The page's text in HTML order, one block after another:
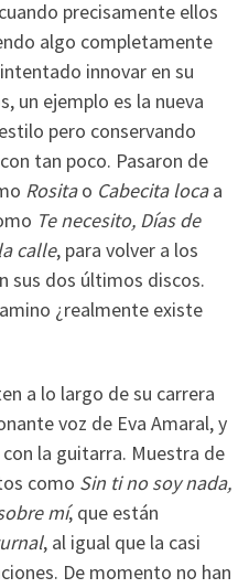
precisamente ellos
algo completamente
innovar en su
un ejemplo es la nueva
pero conservando
tan poco. Pasaron de
Rositao Cabecita locaa
Te necesito, Días de
calle, para volver a los
sus dos últimos discos.
¿realmente existe
a lo largo de su carrera
voz de Eva Amaral, y
la guitarra. Muestra de
como Sin ti no soy nada,
mí, que están
, al igual que la casi
De momento no han